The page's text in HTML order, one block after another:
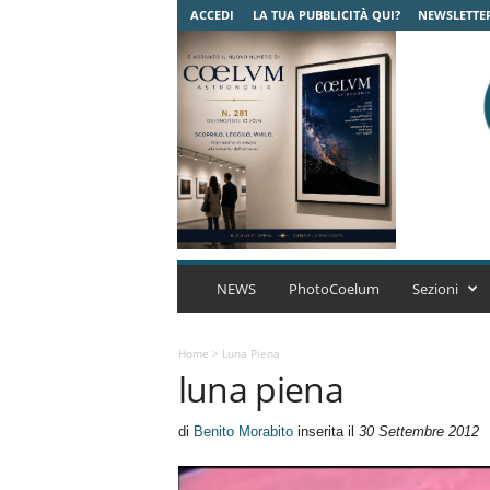
ACCEDI LA TUA PUBBLICITÀ QUI?
C
r
NEWS PhotoCoelum Sezioni
Home > Luna Piena
luna piena
di Benito Morabitoinserita il 30 Settembre 2012